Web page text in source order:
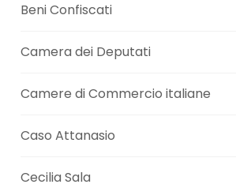
Beni Confiscati
Camera dei Deputati
Camere di Commercio italiane
Caso Attanasio
Cecilia Sala